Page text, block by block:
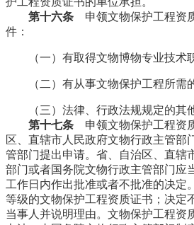
第十六条 申领文物保护工程资
件：
（一）有取得文物博物专业技术
（二）有从事文物保护工程所需
（三）法律、行政法规规定的其
第十七条 申领文物保护工程资
区、直辖市人民政府文物行政主管部
管部门提出申请。省、自治区、直辖
部门或者国务院文物行政主管部门应
工作日内作出批准或者不批准的决定
等级的文物保护工程资质证书；决定
当事人并说明理由。文物保护工程资